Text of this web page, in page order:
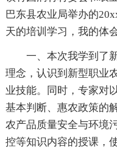
巴东县农业局举办的
天的培训学习，我的体
一、本次我学到了
理念，认识到新型职业
业技能。同时，专家对
基本判断、惠农政策的
农产品质量安全与环境
控等知识内容的授课，